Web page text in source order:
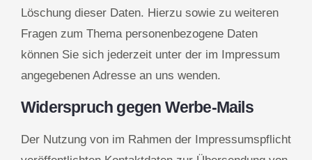
Löschung dieser Daten. Hierzu sowie zu weiteren
Fragen zum Thema personenbezogene Daten
können Sie sich jederzeit unter der im Impressum
angegebenen Adresse an uns wenden.
Widerspruch gegen Werbe-Mails
Der Nutzung von im Rahmen der Impressumspflicht